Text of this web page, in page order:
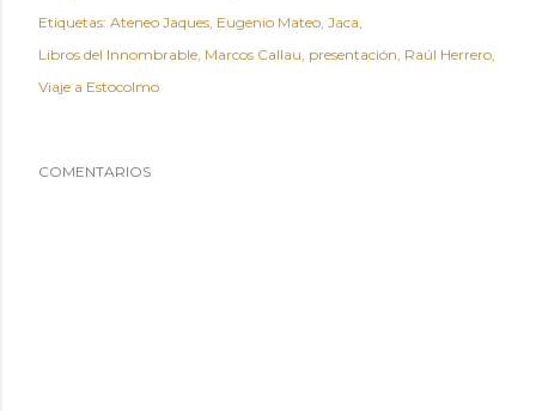
Etiquetas: Ateneo Jaques Eugenio Mateo Jaca
Libros del Innombrable Marcos Callau presentación Raúl Herrero
Viaje a Estocolmo
COMENTARIOS